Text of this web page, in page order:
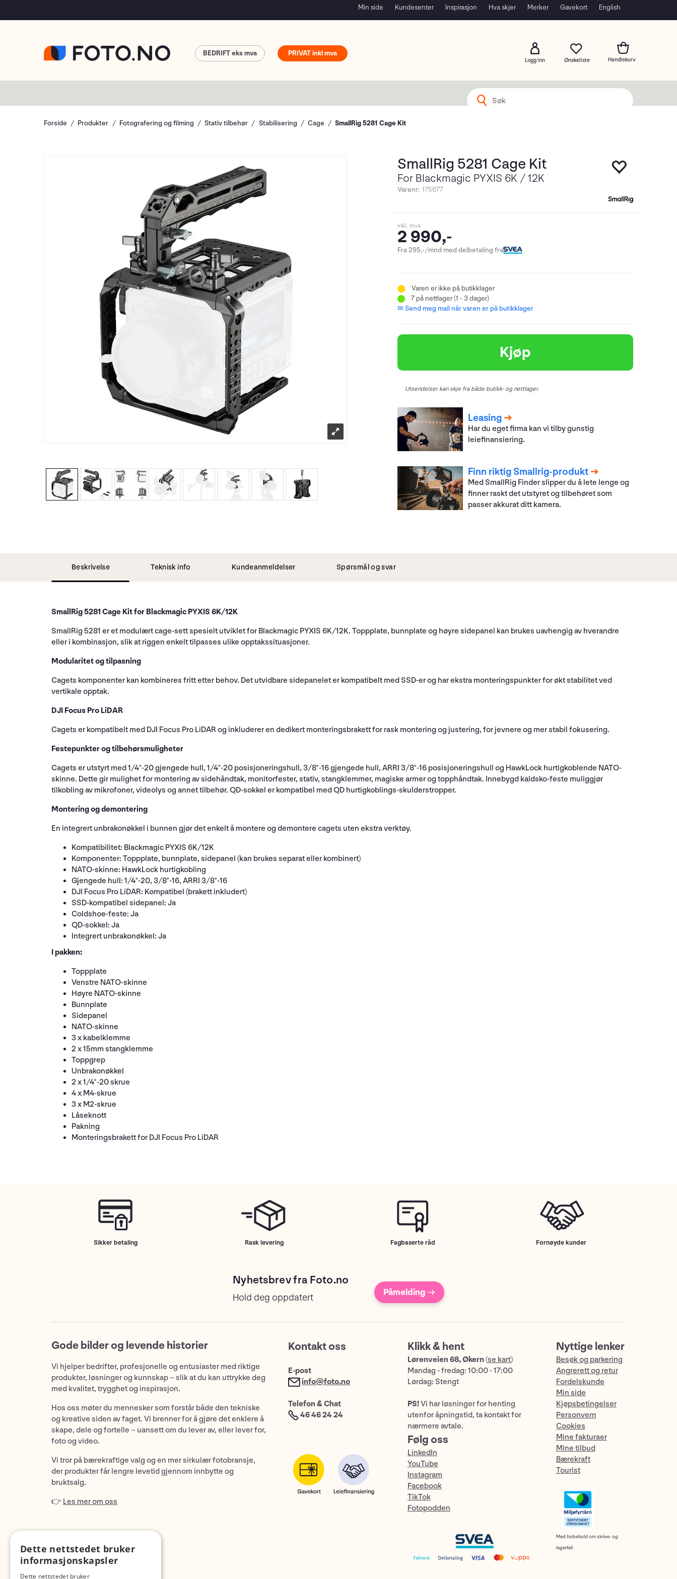
Min side Kundesenter Inspirasjon Hva skjer Merker Gavekort English
Logg inn
PRIVAT
BEDRIFT
Forside Produkter Fotografering og filming Stativ tilbehør Stabilisering Cage SmallRig 5281 Cage Kit
SmallRig 5281 Cage Kit
For Blackmagic PYXIS 6K / 12K
Varenr: 175677
inkl. mva
2 990,-
Fra 295,-/mnd med delbetaling fra
Varen er ikke på butikklager
7 på nettlager (1 - 3 dager)
✉ Send meg mail når varen er på butikklager
Kjøp
Utsendelser kan skje fra både butikk- og nettlager.
Leasing
Har du eget firma kan vi tilby gunstig
leiefinansiering.
Finn riktig Smallrig-produkt
Med SmallRig Finder slipper du å lete lenge og
finner raskt det utstyret og tilbehøret som
passer akkurat ditt kamera.
Beskrivelse Teknisk info Kundeanmeldelser Spørsmål og svar
SmallRig 5281 Cage Kit for Blackmagic PYXIS 6K/12K
SmallRig 5281 er et modulært cage-sett spesielt utviklet for Blackmagic PYXIS 6K/12K. Toppplate, bunnplate og høyre sidepanel kan brukes uavhengig av hverandre
eller i kombinasjon, slik at riggen enkelt tilpasses ulike opptakssituasjoner.
Modularitet og tilpasning
Cagets komponenter kan kombineres fritt etter behov. Det utvidbare sidepanelet er kompatibelt med SSD-er og har ekstra monteringspunkter for økt stabilitet ved
vertikale opptak.
DJI Focus Pro LiDAR
Cagets er kompatibelt med DJI Focus Pro LiDAR og inkluderer en dedikert monteringsbrakett for rask montering og justering, for jevnere og mer stabil fokusering.
Festepunkter og tilbehørsmuligheter
Cagets er utstyrt med 1/4"-20 gjengede hull, 1/4"-20 posisjoneringshull, 3/8"-16 gjengede hull, ARRI 3/8"-16 posisjoneringshull og HawkLock hurtigkoblende NATO-
skinne. Dette gir mulighet for montering av sidehåndtak, monitorfester, stativ, stangklemmer, magiske armer og topphåndtak. Innebygd kaldsko-feste muliggjør
tilkobling av mikrofoner, videolys og annet tilbehør. QD-sokkel er kompatibel med QD hurtigkoblings-skulderstropper.
Montering og demontering
En integrert unbrakonøkkel i bunnen gjør det enkelt å montere og demontere cagets uten ekstra verktøy.
Kompatibilitet: Blackmagic PYXIS 6K/12K
Komponenter: Toppplate, bunnplate, sidepanel (kan brukes separat eller kombinert)
NATO-skinne: HawkLock hurtigkobling
Gjengede hull: 1/4"-20, 3/8"-16, ARRI 3/8"-16
DJI Focus Pro LiDAR: Kompatibel (brakett inkludert)
SSD-kompatibel sidepanel: Ja
Coldshoe-feste: Ja
QD-sokkel: Ja
Integrert unbrakonøkkel: Ja
I pakken:
Toppplate
Venstre NATO-skinne
Høyre NATO-skinne
Bunnplate
Sidepanel
NATO-skinne
3 x kabelklemme
2 x 15mm stangklemme
Toppgrep
Unbrakonøkkel
2 x 1/4"-20 skrue
4 x M4-skrue
3 x M2-skrue
Låseknott
Pakning
Monteringsbrakett for DJI Focus Pro LiDAR
Sikker betaling Rask levering Fagbaserte råd Fornøyde kunder
Nyhetsbrev fra Foto.no
Hold deg oppdatert Påmelding →
Gode bilder og levende historier
Vi hjelper bedrifter, profesjonelle og entusiaster med riktige
produkter, løsninger og kunnskap – slik at du kan uttrykke deg
med kvalitet, trygghet og inspirasjon.
Hos oss møter du mennesker som forstår både den tekniske
og kreative siden av faget. Vi brenner for å gjøre det enklere å
skape, dele og fortelle – uansett om du lever av, eller lever for,
foto og video.
Vi tror på bærekraftige valg og en mer sirkulær fotobransje,
der produkter får lengre levetid gjennom innbytte og
bruktsalg.
👉 Les mer om oss
Kontakt oss
E-post
info@foto.no
Telefon & Chat
46 46 24 24
Klikk & hent
Lørenveien 68, Økern (se kart)
Mandag - fredag: 10:00 - 17:00
Lørdag: Stengt
PS!Vi har løsninger for henting
utenfor åpningstid, ta kontakt for
nærmere avtale.
Følg oss
LinkedIn
YouTube
Instagram
Facebook
TikTok
Fotopodden
Nyttige lenker
Besøk og parkering
Angrerett og retur
Fordelskunde
Min side
Kjøpsbetingelser
Personvern
Cookies
Mine fakturaer
Mine tilbud
Bærekraft
Tourist
Med forbehold om skrive- og
lagerfeil
Dette nettstedet bruker
informasjonskapsler
Dette nettstedet bruker